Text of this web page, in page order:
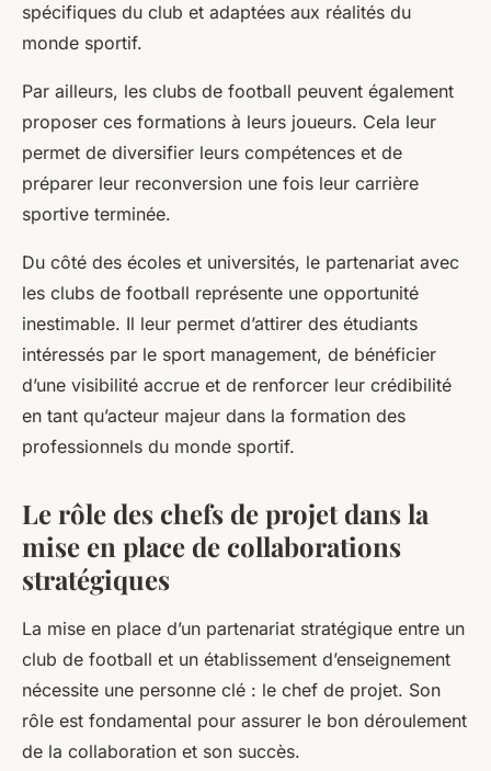
spécifiques du club et adaptées aux réalités du
monde sportif.
Par ailleurs, les clubs de football peuvent également
proposer ces formations à leurs joueurs. Cela leur
permet de diversifier leurs compétences et de
préparer leur reconversion une fois leur carrière
sportive terminée.
Du côté des écoles et universités, le partenariat avec
les clubs de football représente une opportunité
inestimable. Il leur permet d’attirer des étudiants
intéressés par le sport management, de bénéficier
d’une visibilité accrue et de renforcer leur crédibilité
en tant qu’acteur majeur dans la formation des
professionnels du monde sportif.
Le rôle des chefs de projet dans la
mise en place de collaborations
stratégiques
La mise en place d’un partenariat stratégique entre un
club de football et un établissement d’enseignement
nécessite une personne clé : le chef de projet. Son
rôle est fondamental pour assurer le bon déroulement
de la collaboration et son succès.